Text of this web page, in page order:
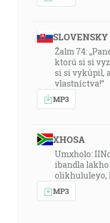
SLOVENSKY
Žalm 74:
ktorú si si
si si vykúpil,
vlastníctva!“
MP3
XHOSA
Umxholo:
ibandla
olikhululeyo,
MP3